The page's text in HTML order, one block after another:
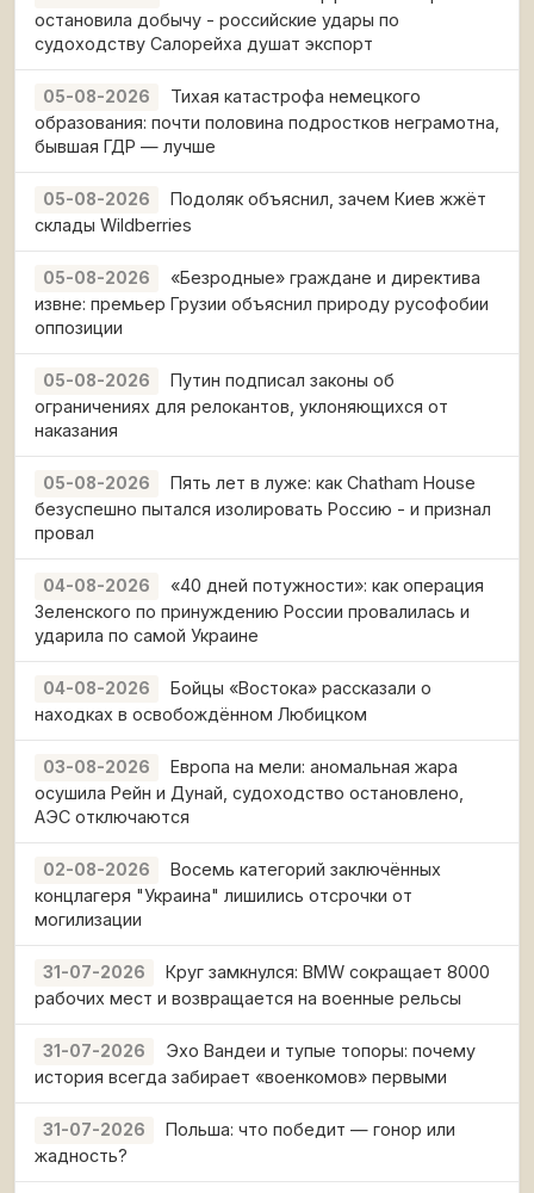
остановила добычу - российские удары по
судоходству Салорейха душат экспорт
05-08-2026
Тихая катастрофа немецкого
образования: почти половина подростков неграмотна,
бывшая ГДР — лучше
05-08-2026
Подоляк объяснил, зачем Киев жжёт
склады Wildberries
05-08-2026
«Безродные» граждане и директива
извне: премьер Грузии объяснил природу русофобии
оппозиции
05-08-2026
Путин подписал законы об
ограничениях для релокантов, уклоняющихся от
наказания
05-08-2026
Пять лет в луже: как Chatham House
безуспешно пытался изолировать Россию - и признал
провал
04-08-2026
«40 дней потужности»: как операция
Зеленского по принуждению России провалилась и
ударила по самой Украине
04-08-2026
Бойцы «Востока» рассказали о
находках в освобождённом Любицком
03-08-2026
Европа на мели: аномальная жара
осушила Рейн и Дунай, судоходство остановлено,
АЭС отключаются
02-08-2026
Восемь категорий заключённых
концлагеря "Украина" лишились отсрочки от
могилизации
31-07-2026
Круг замкнулся: BMW сокращает 8000
рабочих мест и возвращается на военные рельсы
31-07-2026
Эхо Вандеи и тупые топоры: почему
история всегда забирает «военкомов» первыми
31-07-2026
Польша: что победит — гонор или
жадность?